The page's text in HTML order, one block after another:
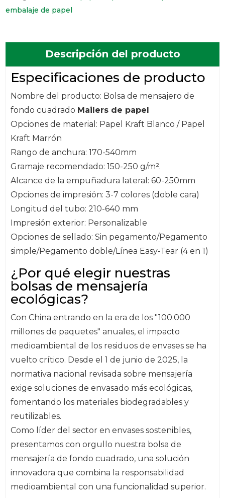
embalaje de papel
Descripción del producto
Especificaciones de producto
Nombre del producto: Bolsa de mensajero de
fondo cuadrado Mailers de papel
Opciones de material: Papel Kraft Blanco / Papel
Kraft Marrón
Rango de anchura: 170-540mm
Gramaje recomendado: 150-250 g/m².
Alcance de la empuñadura lateral: 60-250mm
Opciones de impresión: 3-7 colores (doble cara)
Longitud del tubo: 210-640 mm
Impresión exterior: Personalizable
Opciones de sellado: Sin pegamento/Pegamento
simple/Pegamento doble/Línea Easy-Tear (4 en 1)
¿Por qué elegir nuestras
bolsas de mensajería
ecológicas?
Con China entrando en la era de los "100.000
millones de paquetes" anuales, el impacto
medioambiental de los residuos de envases se ha
vuelto crítico. Desde el 1 de junio de 2025, la
normativa nacional revisada sobre mensajería
exige soluciones de envasado más ecológicas,
fomentando los materiales biodegradables y
reutilizables.
Como líder del sector en envases sostenibles,
presentamos con orgullo nuestra bolsa de
mensajería de fondo cuadrado, una solución
innovadora que combina la responsabilidad
medioambiental con una funcionalidad superior.